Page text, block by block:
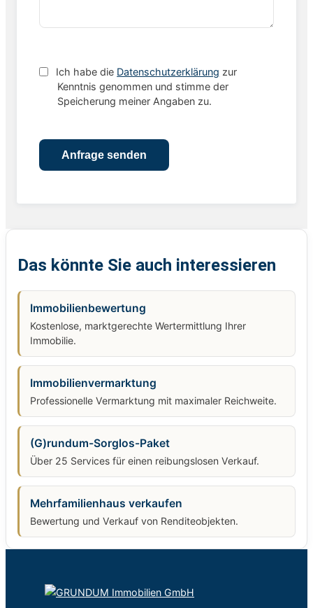
Ich habe die Datenschutzerklärung zur
Kenntnis genommen und stimme der
Speicherung meiner Angaben zu.
Das könnte Sie auch interessieren
Immobilienbewertung
Kostenlose, marktgerechte Wertermittlung Ihrer
Immobilie.
Immobilienvermarktung
Professionelle Vermarktung mit maximaler Reichweite.
(G)rundum-Sorglos-Paket
Über 25 Services für einen reibungslosen Verkauf.
Mehrfamilienhaus verkaufen
Bewertung und Verkauf von Renditeobjekten.